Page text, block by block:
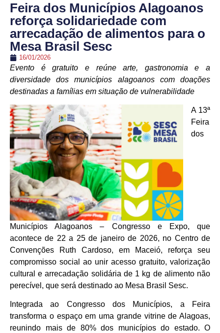
Feira dos Municípios Alagoanos
reforça solidariedade com
arrecadação de alimentos para o
Mesa Brasil Sesc
16/01/2026
Evento é gratuito e reúne arte, gastronomia e a
diversidade dos municípios alagoanos com doações
destinadas a famílias em situação de vulnerabilidade
A 13ª
Feira
dos
Municípios Alagoanos – Congresso e Expo, que
acontece de 22 a 25 de janeiro de 2026, no Centro de
Convenções Ruth Cardoso, em Maceió, reforça seu
compromisso social ao unir acesso gratuito, valorização
cultural e arrecadação solidária de 1 kg de alimento não
perecível, que será destinado ao Mesa Brasil Sesc.
Integrada ao Congresso dos Municípios, a Feira
transforma o espaço em uma grande vitrine de Alagoas,
reunindo mais de 80% dos municípios do estado. O